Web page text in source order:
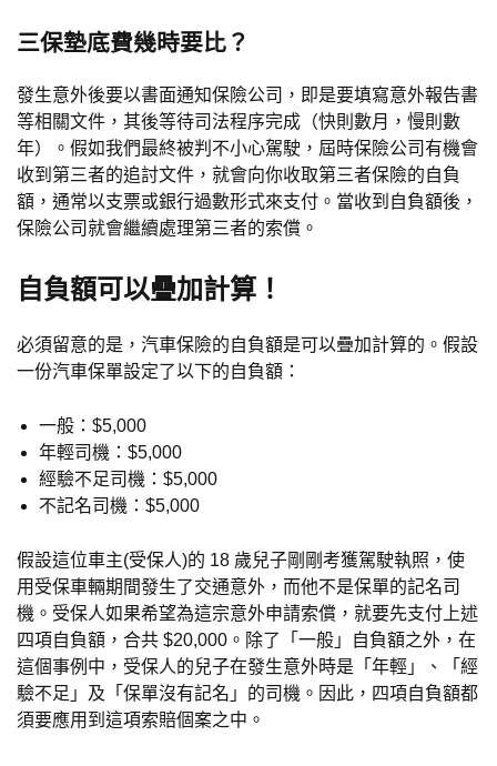
三保墊底費幾時要比？
發生意外後要以書面通知保險公司，即是要填寫意外報告書
等相關文件，其後等待司法程序完成（快則數月，慢則數
年）。假如我們最終被判不小心駕駛，屆時保險公司有機會
收到第三者的追討文件，就會向你收取第三者保險的自負
額，通常以支票或銀行過數形式來支付。當收到自負額後，
保險公司就會繼續處理第三者的索償。
自負額可以疊加計算！
必須留意的是，汽車保險的自負額是可以疊加計算的。假設
一份汽車保單設定了以下的自負額：
一般：$5,000
年輕司機：$5,000
經驗不足司機：$5,000
不記名司機：$5,000
假設這位車主(受保人)的 18 歲兒子剛剛考獲駕駛執照，使
用受保車輛期間發生了交通意外，而他不是保單的記名司
機。受保人如果希望為這宗意外申請索償，就要先支付上述
四項自負額，合共 $20,000。除了「一般」自負額之外，在
這個事例中，受保人的兒子在發生意外時是「年輕」、「經
驗不足」及「保單沒有記名」的司機。因此，四項自負額都
須要應用到這項索賠個案之中。